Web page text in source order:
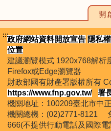
開
:::政府網站資料開放宣告 隱私
位置
建議瀏覽模式 1920x768解析
Firefox或Edge瀏覽器
財政部國有財產署版權所有
https://www.fnp.gov.tw/
署
機關地址：100209臺北市中
機關總機：(02)2771-8121
666(不提供行動電話及國際